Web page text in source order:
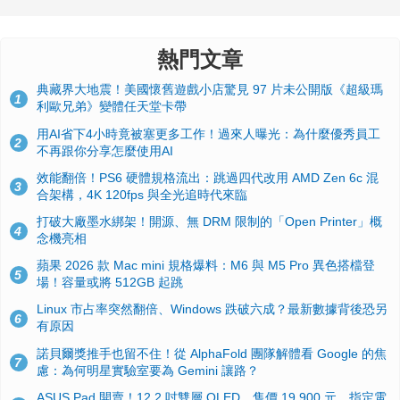
熱門文章
1
典藏界大地震！美國懷舊遊戲小店驚見 97 片未公開版《超級瑪
利歐兄弟》變體任天堂卡帶
2
用AI省下4小時竟被塞更多工作！過來人曝光：為什麼優秀員工
不再跟你分享怎麼使用AI
3
效能翻倍！PS6 硬體規格流出：跳過四代改用 AMD Zen 6c 混
合架構，4K 120fps 與全光追時代來臨
4
打破大廠墨水綁架！開源、無 DRM 限制的「Open Printer」概
念機亮相
5
蘋果 2026 款 Mac mini 規格爆料：M6 與 M5 Pro 異色搭檔登
場！容量或將 512GB 起跳
6
Linux 市占率突然翻倍、Windows 跌破六成？最新數據背後恐另
有原因
7
諾貝爾獎推手也留不住！從 AlphaFold 團隊解體看 Google 的焦
慮：為何明星實驗室要為 Gemini 讓路？
ASUS Pad 開賣！12.2 吋雙層 OLED、售價 19,900 元，指定電